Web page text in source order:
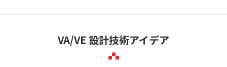
VA/VE 設計技術アイデア